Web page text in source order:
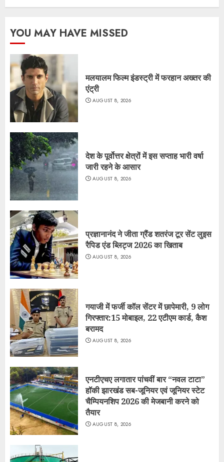
YOU MAY HAVE MISSED
मलयालम फिल्म इंडस्ट्री में फरहान अख्तर की
एंट्री
AUGUST 8, 2026
देश के पूर्वोत्तर क्षेत्रों में इस सप्ताह भारी वर्षा
जारी रहने के आसार
AUGUST 8, 2026
प्रज्ञानानंद ने जीता ग्रैंड शतरंज टूर सेंट लुइस
रैपिड एंड ब्लिट्ज 2026 का खिताब
AUGUST 8, 2026
गयाजी में फर्जी कॉल सेंटर में छापेमारी, 9 लोग
गिरफ्तार:15 मोबाइल, 22 एटीएम कार्ड, कैश
बरामद
AUGUST 8, 2026
एनटीएचए लगातार पांचवीं बार “नवल टाटा”
हॉकी झारखंड सब-जूनियर एवं जूनियर स्टेट
चैम्पियनशिप 2026 की मेजबानी करने को
तैयार
AUGUST 8, 2026